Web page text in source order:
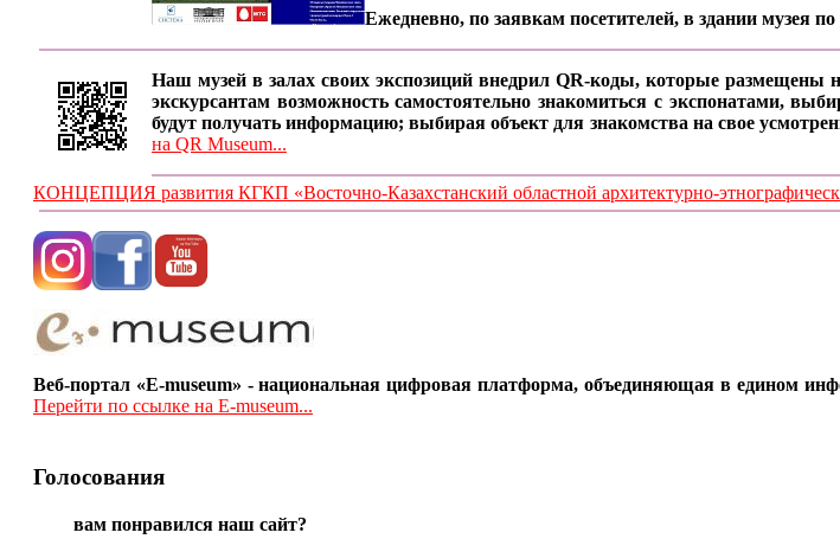
Ежедневно, по заявкам посетителей, в здании музея по
Наш музей в залах своих экспозиций внедрил QR-коды, которые размещены
экскурсантам возможность самостоятельно знакомиться с экспонатами,
будут получать информацию; выбирая объект для знакомства на свое
на QR Museum...
КОНЦЕПЦИЯ развития КГКП «Восточно-Казахстанский областной архитектурно-
Веб-портал «E-museum» - национальная цифровая платформа, объединяющая в едином
Перейти по ссылке на E-museum...
Голосования
вам понравился наш сайт?